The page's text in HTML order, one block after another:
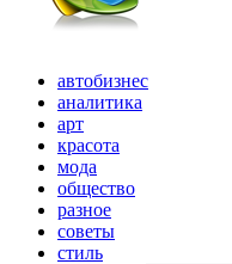
автобизнес
аналитика
арт
красота
мода
общество
разное
советы
стиль